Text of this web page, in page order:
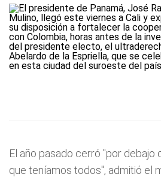
El año pasado cerró "por debajo
que teníamos todos", admitió el